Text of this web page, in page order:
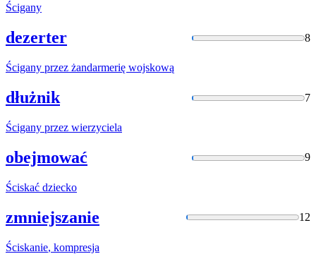
Ścigany
dezerter 8
Ścigany przez żandarmerię wojskową
dłużnik 7
Ścigany przez wierzyciela
obejmować 9
Ściskać dziecko
zmniejszanie 12
Ściskanie, kompresja